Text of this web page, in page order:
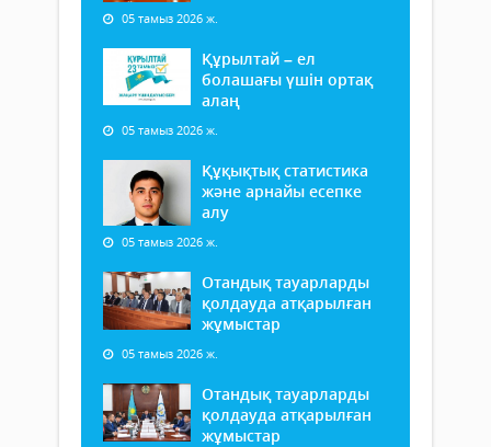
05 тамыз 2026 ж.
Құрылтай – ел
болашағы үшін ортақ
алаң
05 тамыз 2026 ж.
Құқықтық статистика
және арнайы есепке
алу
05 тамыз 2026 ж.
Отандық тауарларды
қолдауда атқарылған
жұмыстар
05 тамыз 2026 ж.
Отандық тауарларды
қолдауда атқарылған
жұмыстар